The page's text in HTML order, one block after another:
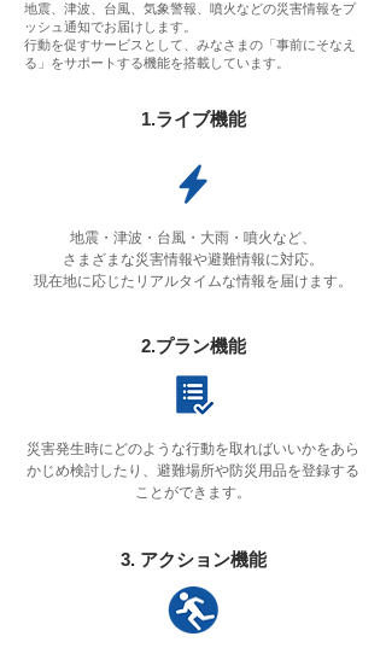
地震、津波、台風、気象警報、噴火などの災害情報をプ
ッシュ通知でお届けします。
行動を促すサービスとして、みなさまの「事前にそなえ
る」をサポートする機能を搭載しています。
1.ライブ機能
地震・津波・台風・大雨・噴火など、
さまざまな災害情報や避難情報に対応。
現在地に応じたリアルタイムな情報を届けます。
2.プラン機能
災害発生時にどのような行動を取ればいいかをあら
かじめ検討したり、避難場所や防災用品を登録する
ことができます。
3. アクション機能